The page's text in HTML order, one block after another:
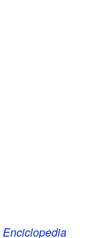
Enciclopedia